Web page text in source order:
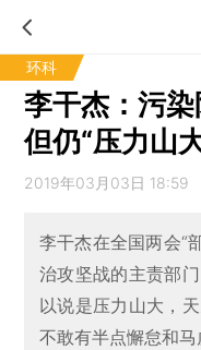
环科
李干杰：污
但仍“压力山
2019年03月03日 18:59
李干杰在全国两会“
治攻坚战的主责部
以说是压力山大，
不敢有半点懈怠和马